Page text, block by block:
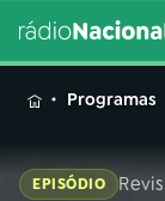
MENUProgramas
EPISÓDIO